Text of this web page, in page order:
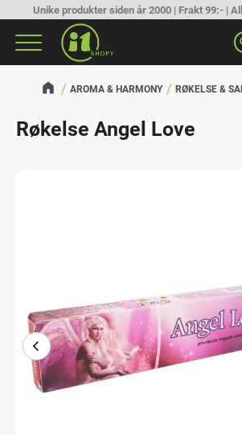
Meny
Unike produkter siden år 2000 | Frakt 99:- |
AROMA & HARMONY RØKELSE &
Røkelse Angel Love